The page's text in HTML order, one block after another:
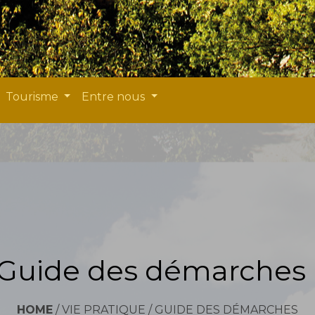
Tourisme Entre nous
des démarches
HOME /VIE PRATIQUE / GUIDE DES DÉMARCHES